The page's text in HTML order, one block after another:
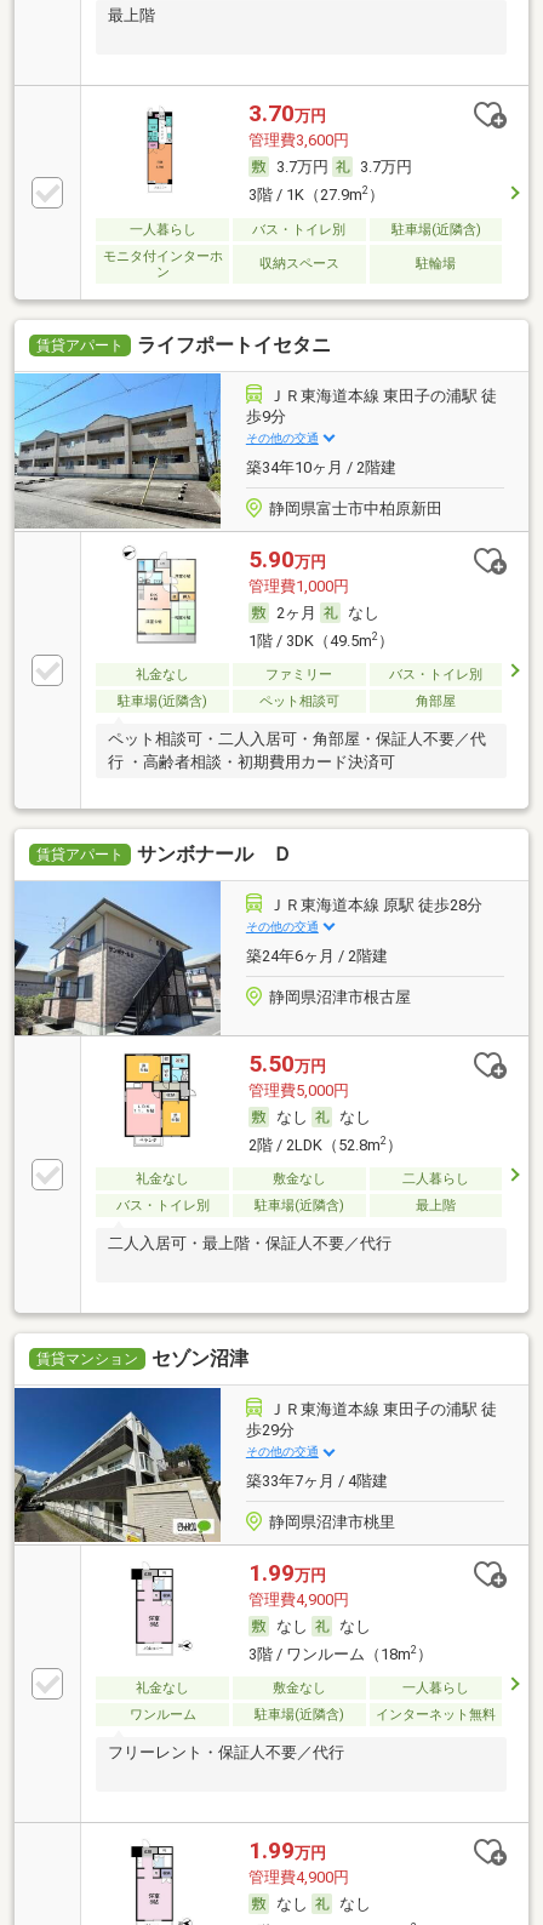
最上階
3.70万円
管理費3,600円
3.7万円
3.7万円
3階 / 1K（27.9m2）
一人暮らし バス・トイレ別
駐車場(近隣含)
モニタ付インターホ
ン
収納スペース 駐輪場
賃貸アパート ライフポートイセタニ
ＪＲ東海道本線 東田子の浦駅 徒
歩9分
その他の交通
築34年10ヶ月 / 2階建
静岡県富士市中柏原新田
5.90万円
管理費1,000円
2ヶ月
なし
1階 / 3DK（49.5m2）
礼金なし ファミリー
バス・トイレ別
駐車場(近隣含)
ペット相談可 角部屋
ペット相談可・二人入居可・角部屋・保証人不要／代
行 ・高齢者相談・初期費用カード決済可
賃貸アパート サンボナール Ｄ
ＪＲ東海道本線 原駅 徒歩28分
その他の交通
築24年6ヶ月 / 2階建
静岡県沼津市根古屋
5.50万円
管理費5,000円
なし
なし
2階 / 2LDK（52.8m2）
礼金なし 敷金なし
二人暮らし
バス・トイレ別
駐車場(近隣含) 最上階
二人入居可・最上階・保証人不要／代行
賃貸マンション セゾン沼津
ＪＲ東海道本線 東田子の浦駅 徒
歩29分
その他の交通
築33年7ヶ月 / 4階建
静岡県沼津市桃里
1.99万円
管理費4,900円
なし
なし
3階 / ワンルーム（18m2）
礼金なし 敷金なし
一人暮らし
ワンルーム
駐車場(近隣含) インターネット無料
フリーレント・保証人不要／代行
1.99万円
管理費4,900円
なし
なし